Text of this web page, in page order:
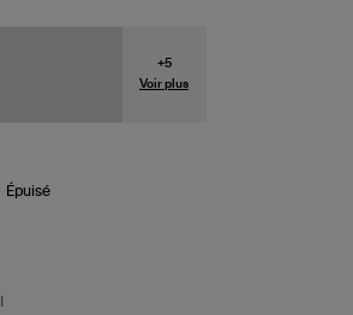
+5
Voir plus
Épuisé